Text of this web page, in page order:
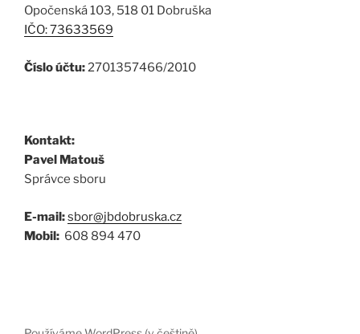
Opočenská 103, 518 01 Dobruška
IČO: 73633569
Číslo účtu:2701357466/2010
Kontakt:
Pavel Matouš
Správce sboru
E-mail:sbor@jbdobruska.cz
Mobil: 608 894 470